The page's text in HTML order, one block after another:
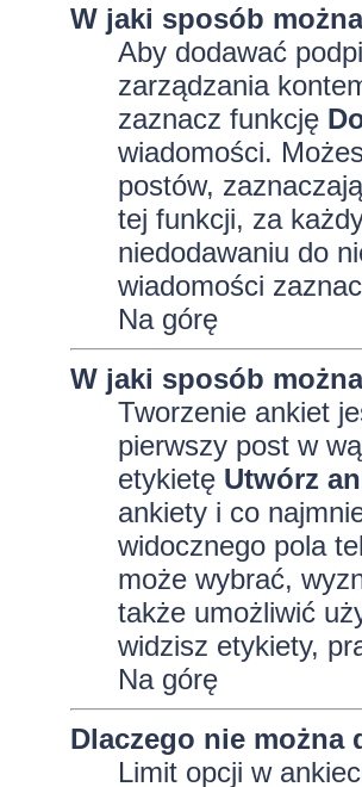
W jaki sposób
Aby dodawać
zarządzania
zaznacz funkcję
wiadomości.
postów,
tej funkcji, za
niedodawaniu do
wiadomości
Na górę
W jaki sposób
Tworzenie ankiet
pierwszy post w
etykietę Utwórz
ankiety i co
widocznego pola
może wybrać,
także umożliwić
widzisz etykiety,
Na górę
Dlaczego nie
Limit opcji w